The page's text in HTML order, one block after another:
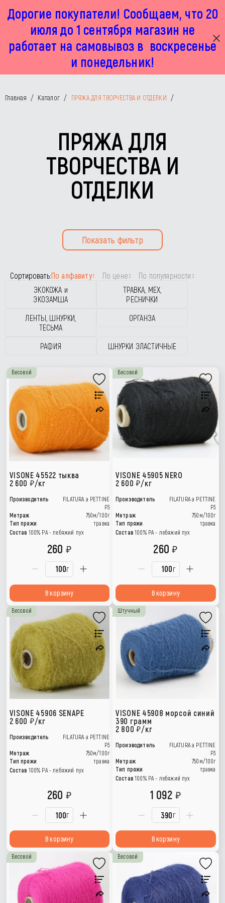
Дорогие покупатели! Сообщаем, что 20
июля до 1 сентября магазин не
работает на самовывоз в воскресенье
и понедельник!
г. Москва, Маленковская 32 стр 2А
пн-пт с 11:00 до 19:00, сб с 11:00 до 17:00
+7 925 449 67 92
Главная / Каталог / ПРЯЖА ДЛЯ ТВОРЧЕСТВА И ОТДЕЛКИ /
ПРЯЖА ДЛЯ
ТВОРЧЕСТВА И
ОТДЕЛКИ
Показать фильтр
Сортировать:По алфавиту↑ По цене↕ По популярности ↕
ЭКОКОЖА и
ЭКОЗАМША
ТРАВКА, МЕХ,
РЕСНИЧКИ
ЛЕНТЫ, ШНУРКИ,
ТЕСЬМА
ОРГАНЗА
РАФИЯ ШНУРКИ ЭЛАСТИЧНЫЕ
Весовой
VISONE 45522 тыква
2 600
/кг
Производитель
FILATURA a PETTINE
P3
Метраж
750м/100г
Тип пряжи
травка
Состав 100% PA - лебяжий пух
г
260
В корзину
Весовой
VISONE 45905 NERO
2 600 /кг
Производитель
FILATURA a PETTINE
P3
Метраж
750м/100г
Тип пряжи
травка
Состав 100% PA - лебяжий пух
г
260
В корзину
Весовой
VISONE 45906 SENAPE
2 600
/кг
Производитель
FILATURA a PETTINE
P3
Метраж
750м/100г
Тип пряжи
травка
Состав 100% PA - лебяжий пух
г
260
В корзину
Штучный
VISONE 45908 морсой синий
390 грамм
2 800 /кг
Производитель
FILATURA a PETTINE
P3
Метраж
750м/100г
Тип пряжи
травка
Состав 100% PA - лебяжий пух
г
1 092
В корзину
Весовой Весовой